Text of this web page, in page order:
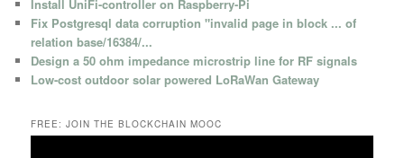
Install UniFi-controller on Raspberry-Pi
Fix Postgresql data corruption "invalid page in block ... of
relation base/16384/...
Design a 50 ohm impedance microstrip line for RF signals
Low-cost outdoor solar powered LoRaWan Gateway
FREE: JOIN THE BLOCKCHAIN MOOC